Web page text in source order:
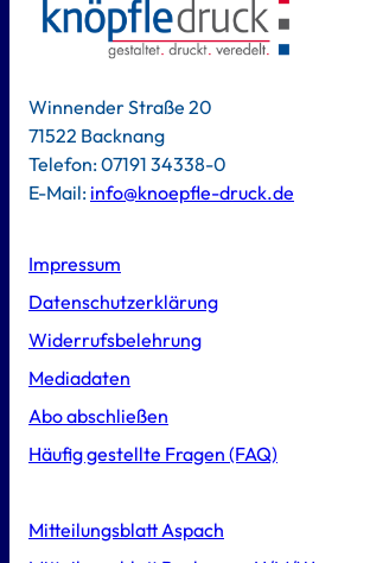
Winnender Straße 20
71522 Backnang
Telefon: 07191 34338-0
E-Mail: info@knoepfle-druck.de
Impressum
Datenschutzerklärung
Widerrufsbelehrung
Mediadaten
Abo abschließen
Häufig gestellte Fragen (FAQ)
Mitteilungsblatt Aspach